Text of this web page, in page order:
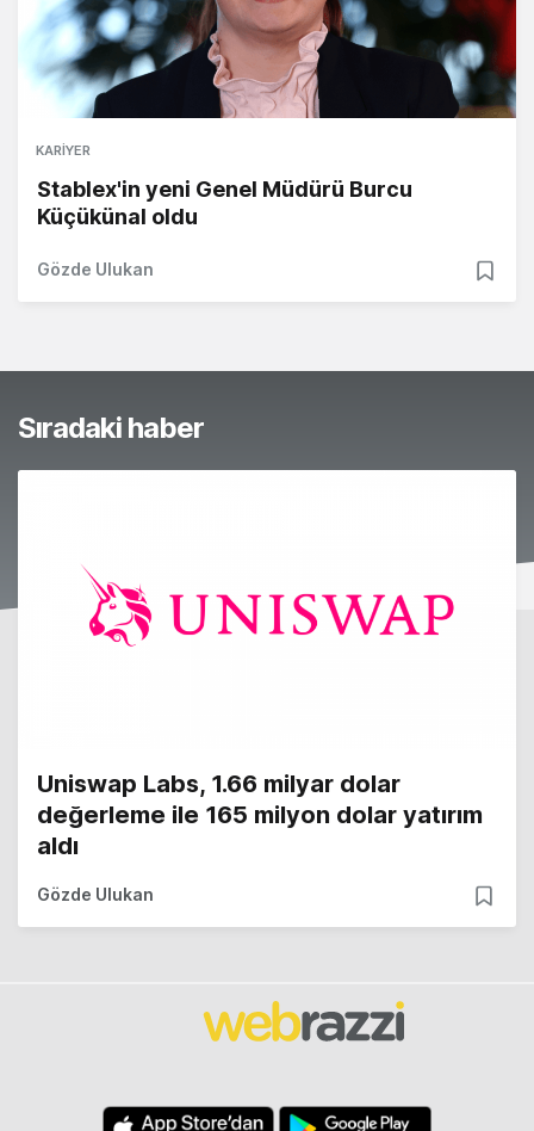
KARIYER
Stablex'in yeni Genel Müdürü Burcu
Küçükünal oldu
Gözde Ulukan
Sıradaki haber
Uniswap Labs, 1.66 milyar dolar
değerleme ile 165 milyon dolar yatırım
aldı
Gözde Ulukan